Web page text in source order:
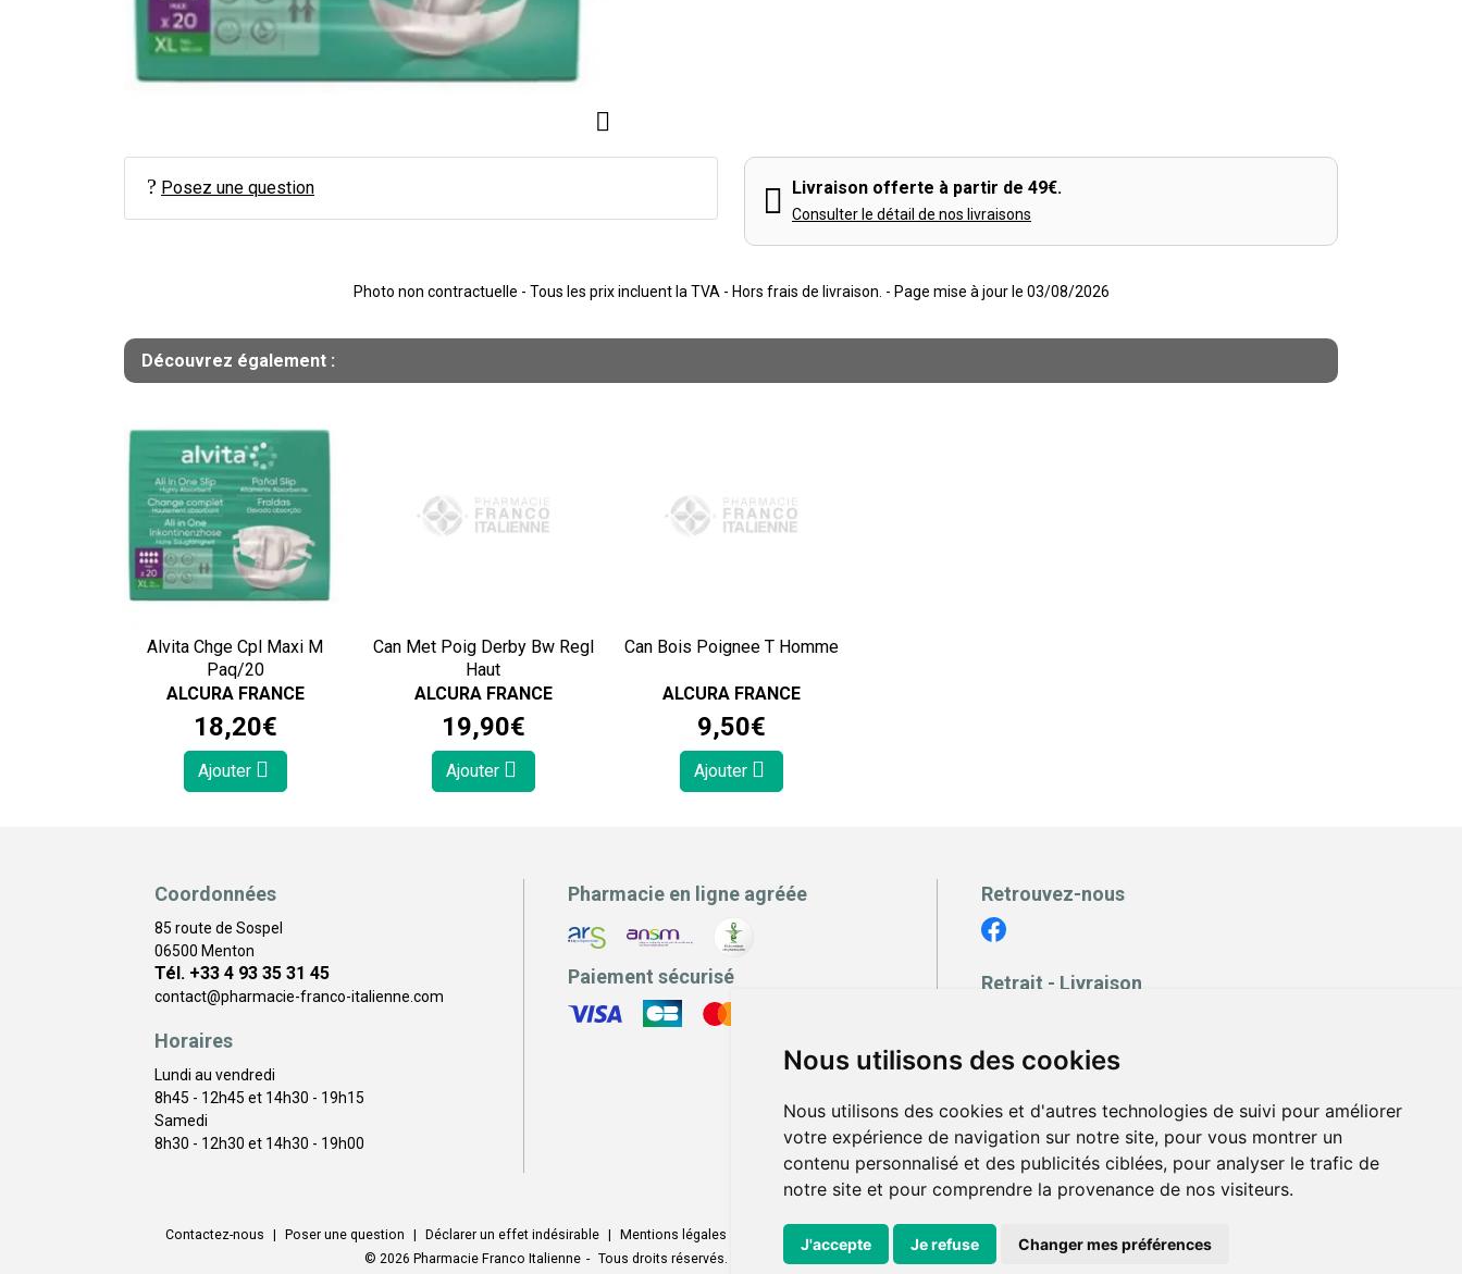
Nous utilisons des cookies
Nous utilisons des cookies et d'autres technologies de suivi pour améliorer
votre expérience de navigation sur notre site, pour vous montrer un
contenu personnalisé et des publicités ciblées, pour analyser le trafic de
notre site et pour comprendre la provenance de nos visiteurs.
J'accepte Je refuse Changer mes préférences
Posez une question Livraison offerte à partir de 49€.
Consulter le détail de nos livraisons
Photo non contractuelle - Tous les prix incluent la TVA - Hors frais de livraison. - Page mise à jour le 03/08/2026
Découvrez également :
Alvita Chge Cpl Maxi M
Paq/20
ALCURA FRANCE
18,20€
Ajouter
Can Met Poig Derby Bw Regl
Haut
ALCURA FRANCE
19,90€
Ajouter
Can Bois Poignee T Homme
ALCURA FRANCE
9,50€
Ajouter
Coordonnées
85 route de Sospel
06500 Menton
Tél. +33 4 93 35 31 45
contact@pharmacie-franco-italienne.com
Horaires
Lundi au vendredi
8h45 - 12h45 et 14h30 - 19h15
Samedi
8h30 - 12h30 et 14h30 - 19h00
Pharmacie en ligne agréée
Paiement sécurisé
Retrouvez-nous
Retrait - Livraison
Livraison à domicile
Contactez-nous Poser une question Déclarer un effet indésirable Mentions légales Conditions générales - CGV Données personnelles Cookies |
© 2026 Pharmacie Franco Italienne - Tous droits réservés. Votre pharmacie sur Internet developpée avec